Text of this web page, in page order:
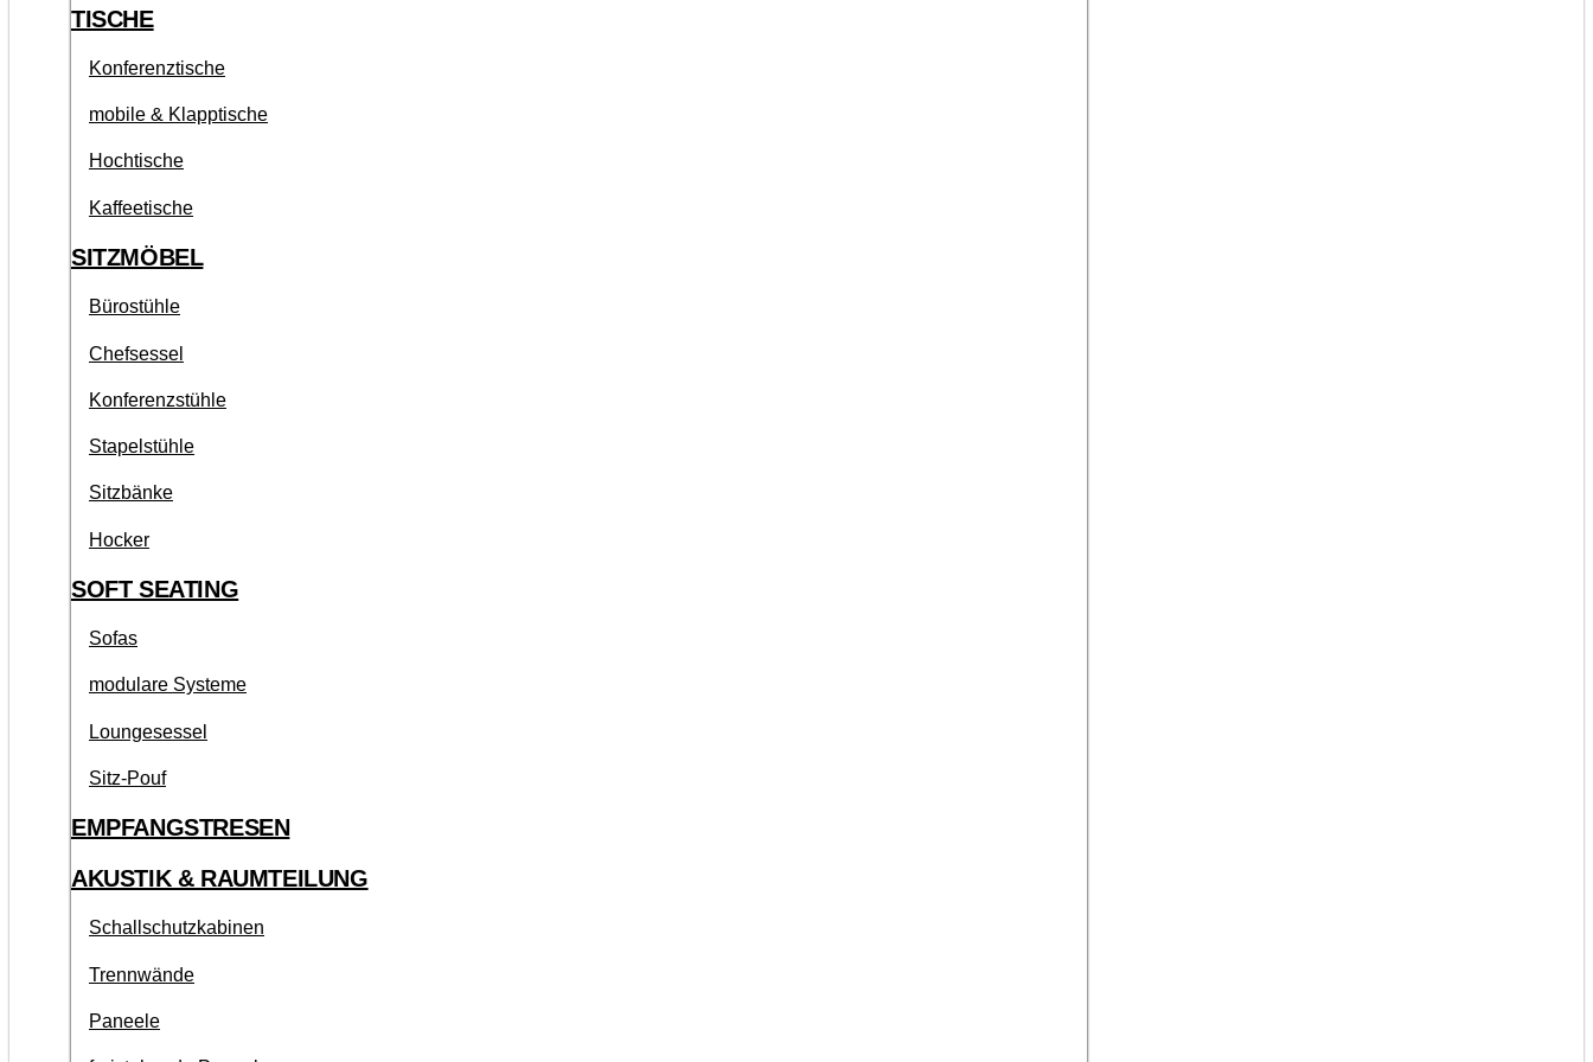
TISCHE
Konferenztische
mobile & Klapptische
Hochtische
Kaffeetische
SITZMÖBEL
Bürostühle
Chefsessel
Konferenzstühle
Stapelstühle
Sitzbänke
Hocker
SOFT SEATING
Sofas
modulare Systeme
Loungesessel
Sitz-Pouf
EMPFANGSTRESEN
AKUSTIK & RAUMTEILUNG
Schallschutzkabinen
Trennwände
Paneele